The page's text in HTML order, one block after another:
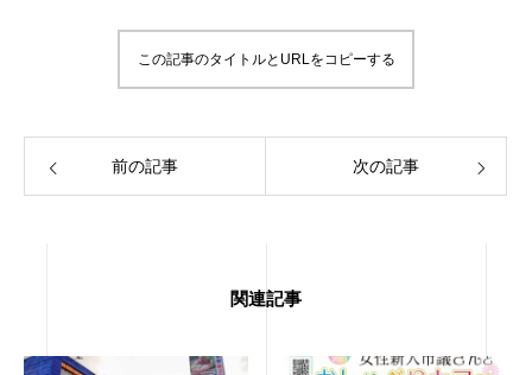
この記事のタイトルとURLをコピーする
前の記事 次の記事
関連記事